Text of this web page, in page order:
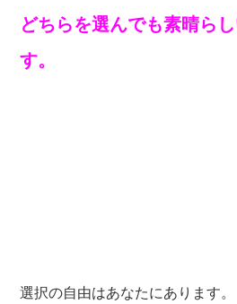
どちらを選んでも素晴ら
す。
選択の自由はあなたにあります。